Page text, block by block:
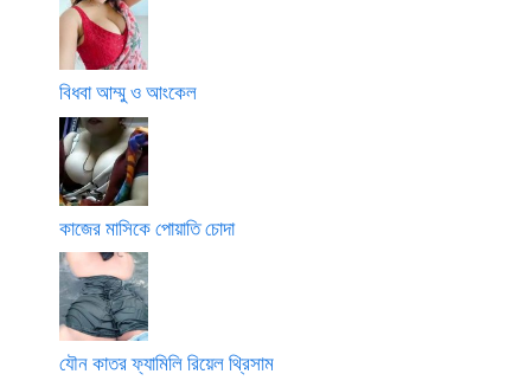
বিধবা আম্মু ও আংকেল
কাজের মাসিকে পোয়াতি চোদা
যৌন কাতর ফ্যামিলি রিয়েল থ্রিসাম